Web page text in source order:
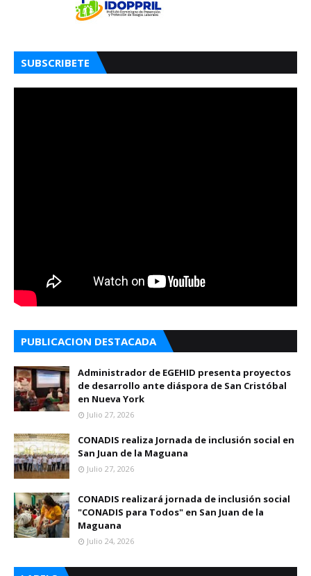
SUBSCRIBETE
PUBLICACION DESTACADA
Administrador de EGEHID presenta proyectos
de desarrollo ante diáspora de San Cristóbal
en Nueva York
Julio 27, 2026
CONADIS realiza Jornada de inclusión social en
San Juan de la Maguana
Julio 27, 2026
CONADIS realizará jornada de inclusión social
"CONADIS para Todos" en San Juan de la
Maguana
Julio 24, 2026